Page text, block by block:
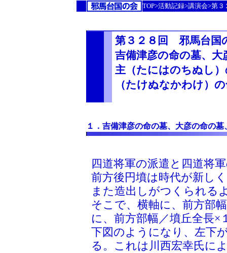
TOP>活動記録>講演会>第３
第３２８回 邪馬台国
吉備津彦の命の墓、
主（たにはのちぬし
（たけぬなかわけ）
１．吉備津彦の命の墓、大彦の命の
四道将軍の派遣と四道将
前方後円墳は時代が新し
また造出しがつくられる
そこで、横軸に、前方部
に、前方部幅／墳丘全長
下図のようになり、左下
る。これは川西宏幸氏に